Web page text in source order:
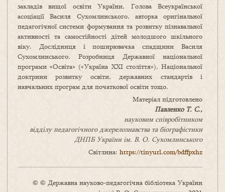
закладів вищої освіти України, Голова Всеукраїнської
асоціації Василя Сухомлинського, авторка оригінальної
педагогічної системи формування та розвитку пізнавальної
активності та самостійності дітей молодшого шкільного
віку. Дослідниця і поширювачка спадщини Василя
Сухомлинського. Розробниця Державної національної
програми «Освіта» («Україна XXI століття»), Національної
доктрини розвитку освіти, державних стандартів і
навчальних програм для початкової освіти тощо.
Матеріал підготовлено
Павленко Т. С.,
науковим співробітником
відділу педагогічного джерелознавства та біографістики
ДНПБ України ім. В. О. Сухомлинського
Світлина: https://tinyurl.com/bdffpxhz
© © Державна науково-педагогічна бібліотека України